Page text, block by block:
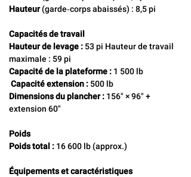
Hauteur (garde‑corps abaissés) : 8,5 pi
Capacités de travail
Hauteur de levage : 53 pi Hauteur de travail
maximale : 59 pi
Capacité de la plateforme : 1 500 lb
Capacité extension : 500 lb
Dimensions du plancher : 156" × 96" +
extension 60"
Poids
Poids total : 16 600 lb (approx.)
Équipements et caractéristiques